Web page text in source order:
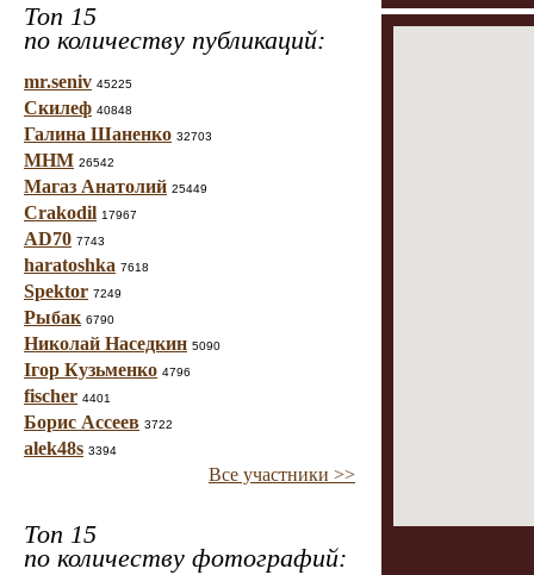
Топ 15
по количеству публикаций:
mr.seniv 45225
Скилеф 40848
Галина Шаненко 32703
МНМ 26542
Магаз Анатолий 25449
Crakodil 17967
AD70 7743
haratoshka 7618
Spektor 7249
Рыбак 6790
Николай Наседкин 5090
Ігор Кузьменко 4796
fischer 4401
Борис Ассеев 3722
alek48s 3394
Все участники >>
Топ 15
по количеству фотографий: